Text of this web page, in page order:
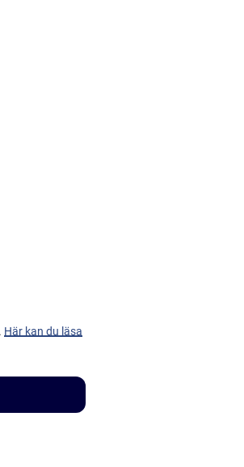
Här kan du läsa